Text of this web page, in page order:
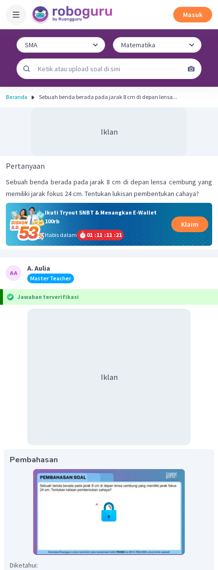
Masuk
Beranda Sebuah benda berada pada jarak 8 cm di depan lensa...
Iklan
Pertanyaan
Sebuah benda berada pada jarak 8 cm di depan lensa cembung yang
memiliki jarak fokus 24 cm. Tentukan lukisan pembentukan cahaya?
Ikuti Tryout SNBT & Menangkan E-Wallet
100rb
Habis dalam
01 :11 :11 :21
Klaim
A. Aulia
Master Teacher
Jawaban terverifikasi
Iklan
Pembahasan
Diketahui: